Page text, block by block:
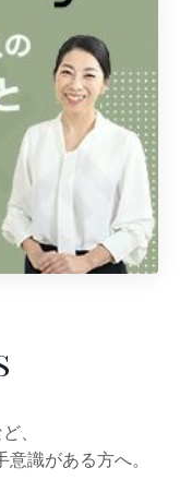
、
識がある方へ。